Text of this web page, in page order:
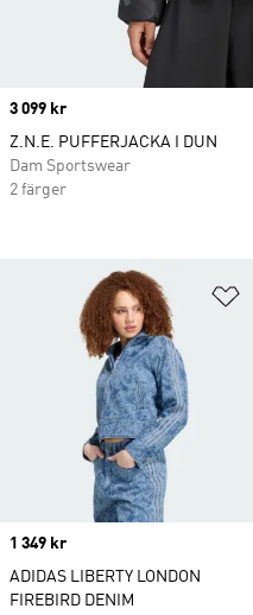
Price
1 349 kr
ADIDAS LIBERTY LONDON
FIREBIRD DENIM
Price
3 099 kr
Z.N.E. PUFFERJACKA I DUN
Dam Sportswear
2 färger